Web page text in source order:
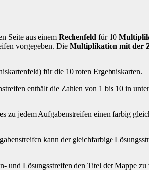
Seite aus einem Rechenfeld für 10
vorgegeben. Die Multiplikation mit der
für die 10 roten Ergebniskarten.
enthält die Zahlen von 1 bis 10 in
zu jedem Aufgabenstreifen einen farbig
kann der gleichfarbige
und Lösungsstreifen den Titel der Mappe